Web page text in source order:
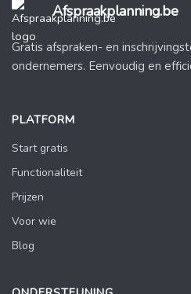
Afspraakplanning.be
Gratis afspraken- en
ondernemers. Eenvoudig en
PLATFORM
Start gratis
Functionaliteit
Prijzen
Voor wie
Blog